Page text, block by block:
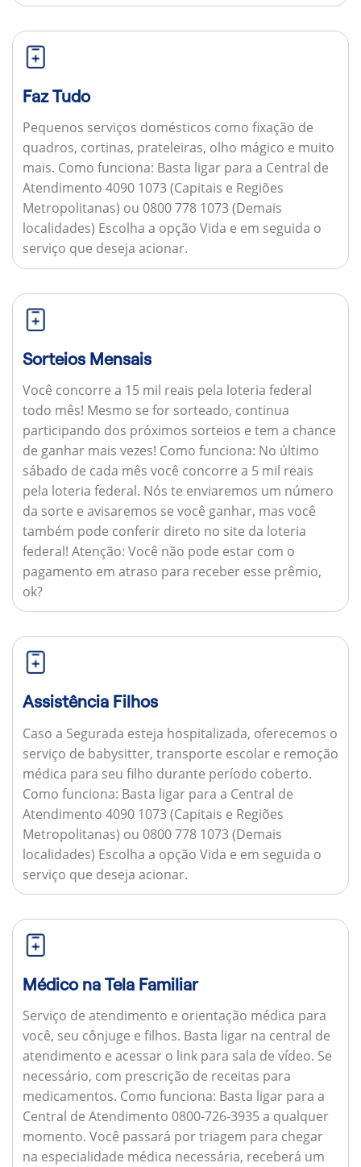
Faz Tudo
Pequenos serviços domésticos como fixação de
quadros, cortinas, prateleiras, olho mágico e muito
mais. Como funciona: Basta ligar para a Central de
Atendimento 4090 1073 (Capitais e Regiões
Metropolitanas) ou 0800 778 1073 (Demais
localidades) Escolha a opção Vida e em seguida o
serviço que deseja acionar.
Sorteios Mensais
Você concorre a 15 mil reais pela loteria federal
todo mês! Mesmo se for sorteado, continua
participando dos próximos sorteios e tem a chance
de ganhar mais vezes! Como funciona: No último
sábado de cada mês você concorre a 5 mil reais
pela loteria federal. Nós te enviaremos um número
da sorte e avisaremos se você ganhar, mas você
também pode conferir direto no site da loteria
federal! Atenção: Você não pode estar com o
pagamento em atraso para receber esse prêmio,
ok?
Assistência Filhos
Caso a Segurada esteja hospitalizada, oferecemos o
serviço de babysitter, transporte escolar e remoção
médica para seu filho durante período coberto.
Como funciona: Basta ligar para a Central de
Atendimento 4090 1073 (Capitais e Regiões
Metropolitanas) ou 0800 778 1073 (Demais
localidades) Escolha a opção Vida e em seguida o
serviço que deseja acionar.
Médico na Tela Familiar
Serviço de atendimento e orientação médica para
você, seu cônjuge e filhos. Basta ligar na central de
atendimento e acessar o link para sala de vídeo. Se
necessário, com prescrição de receitas para
medicamentos. Como funciona: Basta ligar para a
Central de Atendimento 0800-726-3935 a qualquer
momento. Você passará por triagem para chegar
na especialidade médica necessária, receberá um